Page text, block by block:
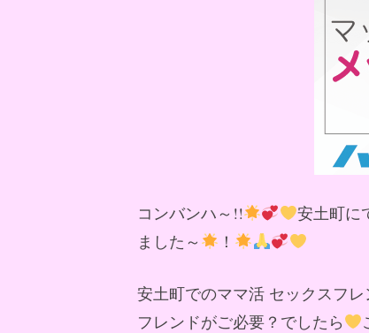
コンバンハ～!! 安土町に
ました～
！
安土町でのママ活 セックスフ
フレンドがご必要？でしたら